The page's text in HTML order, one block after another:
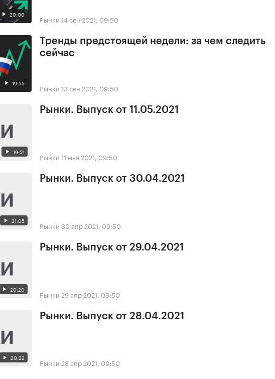
20:00 Рынки 14 сен 2021, 09:50
19:55
Тренды предстоящей недели: за чем следить
сейчас
Рынки 13 сен 2021, 09:50
19:51
Рынки. Выпуск от 11.05.2021
Рынки 11 мая 2021, 09:50
21:05
Рынки. Выпуск от 30.04.2021
Рынки 30 апр 2021, 09:50
20:20
Рынки. Выпуск от 29.04.2021
Рынки 29 апр 2021, 09:50
20:22
Рынки. Выпуск от 28.04.2021
Рынки 28 апр 2021, 09:50